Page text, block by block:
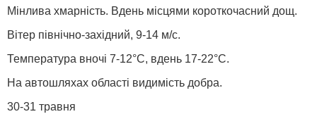
Мінлива хмарність. Вдень місцями короткочасний дощ.
Вітер північно-західний, 9-14 м/с.
Температура вночі 7-12°С, вдень 17-22°С.
На автошляхах області видимість добра.
30-31 травня